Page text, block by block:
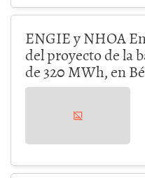
ENGIE y NHOA
del proyecto de la
de 320 MWh, en